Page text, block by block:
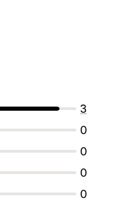
3
0
0
0
0